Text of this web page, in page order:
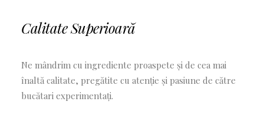
Calitate Superioară
Ne mândrim cu ingrediente proaspete și de cea mai
înaltă calitate, pregătite cu atenție și pasiune de către
bucătari experimentați.